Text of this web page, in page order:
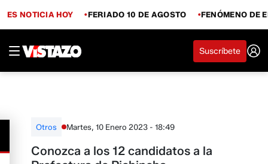
ES NOTICIA HOY FERIADO 10 DE AGOSTO FENÓMENO DE
Suscríbete
Otros Martes, 10 Enero 2023 - 18:49
Conozca a los 12 candidatos a la